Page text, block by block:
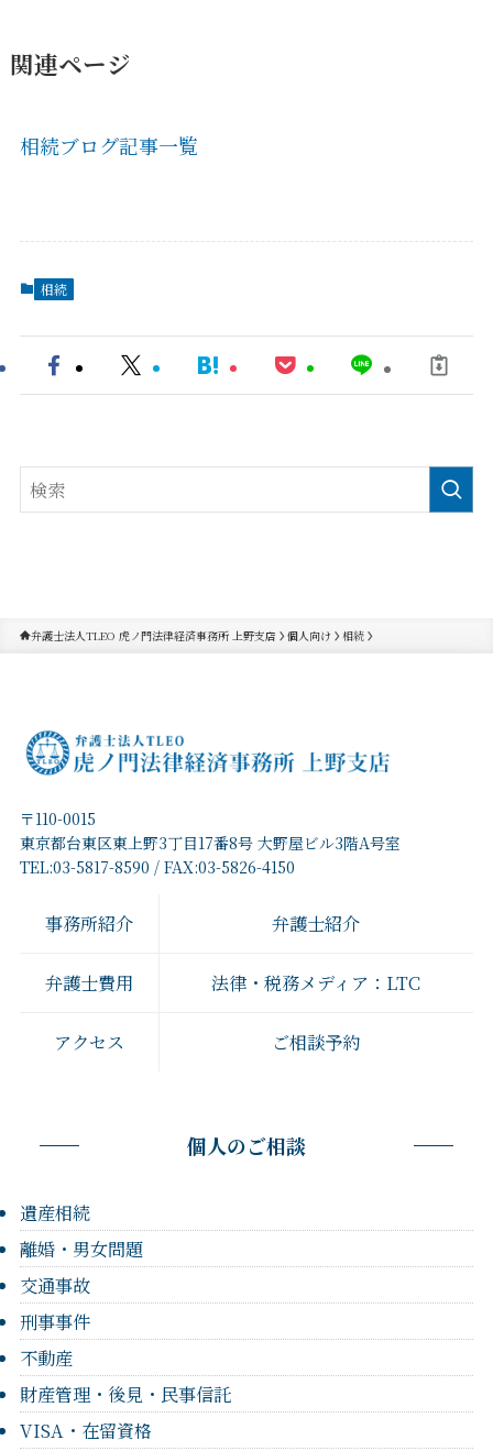
関連ページ
相続ブログ記事一覧
相続
弁護士法人TLEO 虎ノ門法律経済事務所 上野支店 個人向け 相続
〒110-0015
東京都台東区東上野3丁目17番8号 大野屋ビル3階A号室
TEL:03-5817-8590 / FAX:03-5826-4150
事務所紹介 弁護士紹介
弁護士費用 法律・税務メディア：LTC
アクセス ご相談予約
個人のご相談
遺産相続
離婚・男女問題
交通事故
刑事事件
不動産
財産管理・後見・民事信託
VISA・在留資格